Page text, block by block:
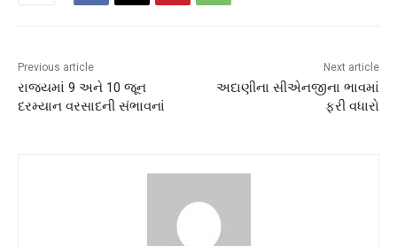
Previous article
રાજ્યમાં 9 અને 10 જૂન
દરમ્યાન વરસાદની સંભાવનાં
Next article
અદાણીના સીએનજીના ભાવમાં
ફરી વધારો